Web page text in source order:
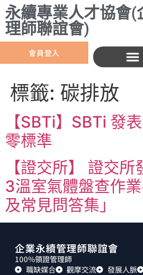
永續專業人才協會(
理師聯誼會)
會員登入
標籤: 碳排放
【SBTi】SBTi 發
零標準
【證交所】 證交
3溫室氣體盤查作業
及常見問答集」
企業永續管理師聯誼會
100%領證管理師
職缺媒合
觀摩交流 發展人脈